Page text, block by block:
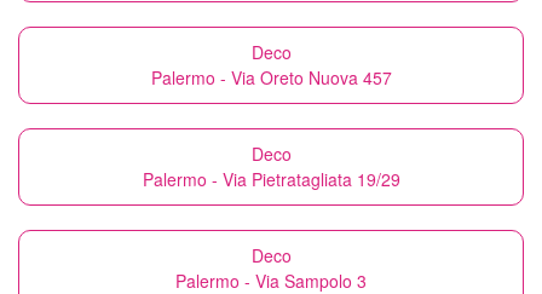
Deco
Palermo - Via Oreto Nuova 457
Deco
Palermo - Via Pietratagliata 19/29
Deco
Palermo - Via Sampolo 3